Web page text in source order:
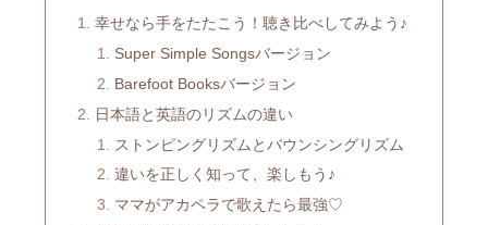
幸せなら手をたたこう！聴き比べしてみよう♪
Super Simple Songsバージョン
Barefoot Booksバージョン
日本語と英語のリズムの違い
ストンピングリズムとバウンシングリズム
違いを正しく知って、楽しもう♪
ママがアカペラで歌えたら最強♡